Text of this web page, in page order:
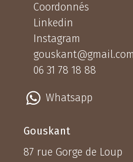
Coordonnés
Linkedin
Instagram
gouskant@gmail.com
06 31 78 18 88
Whatsapp
Gouskant
87 rue Gorge de Loup